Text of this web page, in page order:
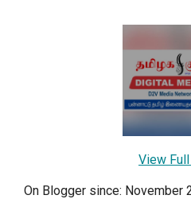
View
On Blogger since: November